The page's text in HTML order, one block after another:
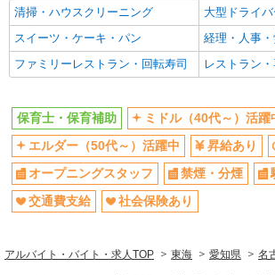
清掃・ハウスクリーニング
大型ドライバ
スイーツ・ケーキ・パン
経理・人事
ファミリーレストラン・回転寿司
レストラン
保育士・保育補助
ミドル（40代～）活躍
エルダー（50代～）活躍中
昇給あり
オープニングスタッフ
禁煙・分煙
交通費支給
社会保険あり
アルバイト・バイト・求人TOP 東海 愛知県 名